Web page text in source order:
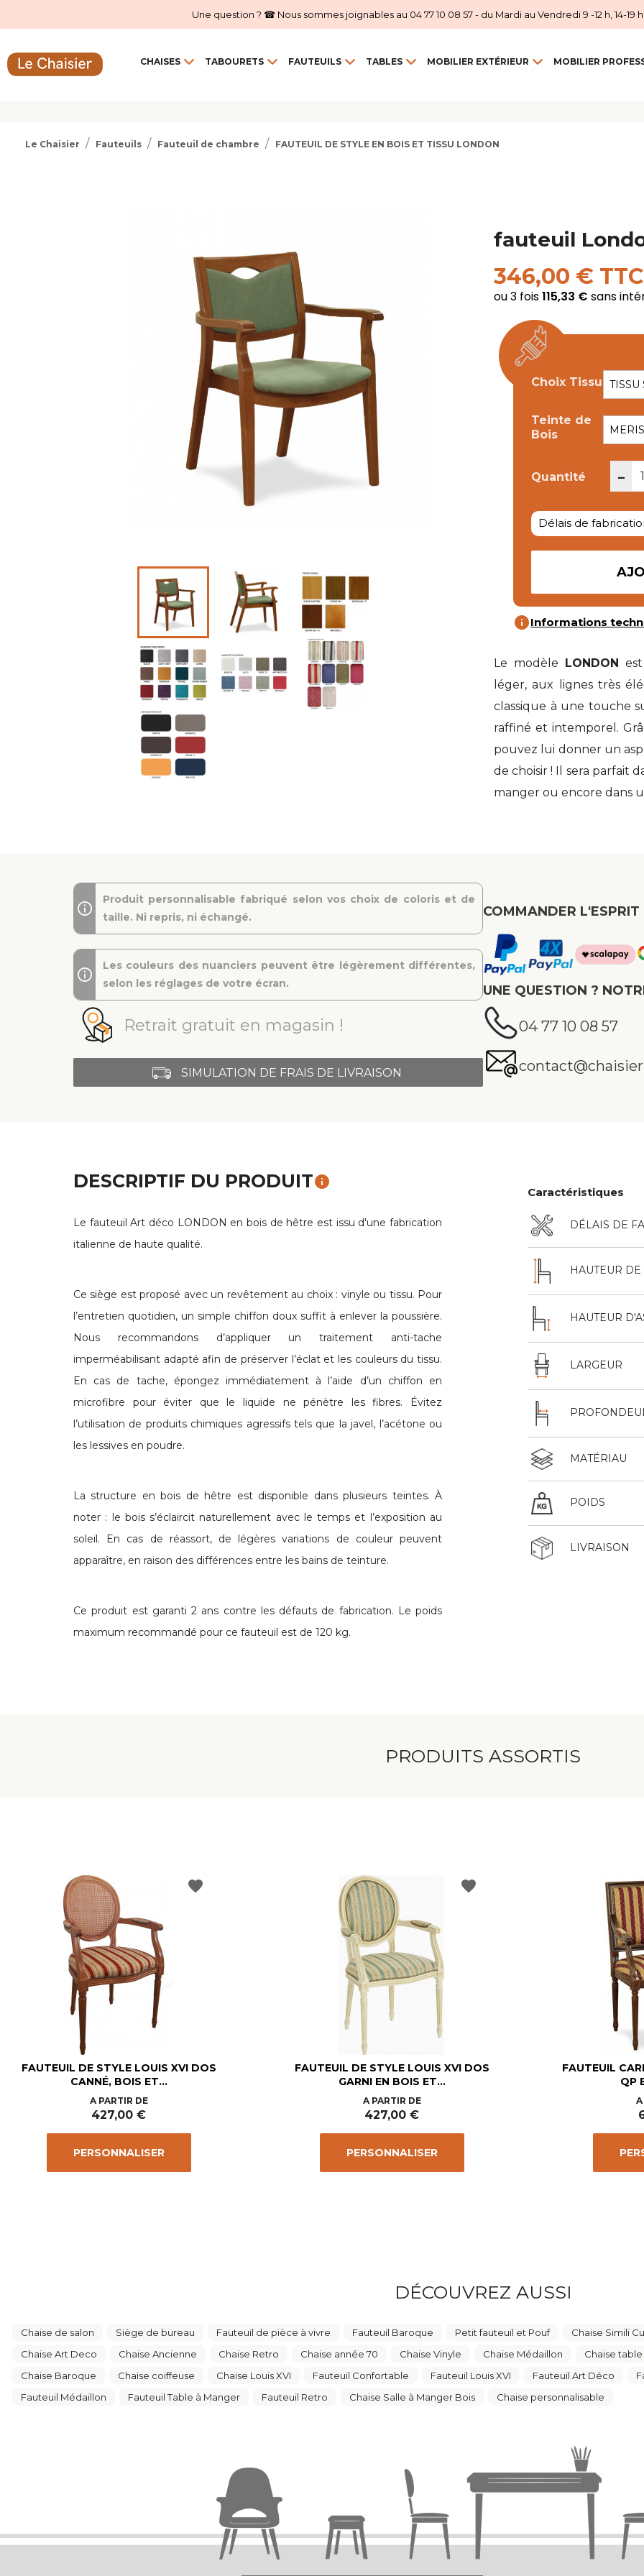
Une question ? ☎ Nous sommes joignables au 04 77 10 08 57 - du Mardi au Vendredi 9 -12 h, 14-19 h
CHAISES TABOURETS FAUTEUILS TABLES MOBILIER EXTÉRIEUR MOBILIER
Le Chaisier Fauteuils Fauteuil de chambre FAUTEUIL DE STYLE EN BOIS ET TISSU LONDON
fauteuil
346,00 € TTC
Choix Tissu
Teinte de
Bois
Quantité -
Délais de
infoInformations
Le modèle LONDON
léger, aux lignes très
classique à une touche
raffiné et intemporel.
pouvez lui donner un
de choisir ! Il sera parfait
manger ou encore dans
Produit personnalisable fabriqué selon vos choix de coloris et de
taille. Ni repris, ni échangé.
Les couleurs des nuanciers peuvent être légèrement différentes,
selon les réglages de votre écran.
Retrait gratuit en magasin !
SIMULATION DE FRAIS DE LIVRAISON
COMMANDER
UNE QUESTION ?
04 77 10 08 57
DESCRIPTIF DU PRODUITinfo
Le fauteuil Art déco LONDON en bois de hêtre est issu d'une fabrication
italienne de haute qualité.
Ce siège est proposé avec un revêtement au choix : vinyle ou tissu. Pour
l’entretien quotidien, un simple chiffon doux suffit à enlever la poussière.
Nous recommandons d’appliquer un traitement anti-tache
imperméabilisant adapté afin de préserver l’éclat et les couleurs du tissu.
En cas de tache, épongez immédiatement à l’aide d’un chiffon en
microfibre pour éviter que le liquide ne pénètre les fibres. Évitez
l’utilisation de produits chimiques agressifs tels que la javel, l’acétone ou
les lessives en poudre.
La structure en bois de hêtre est disponible dans plusieurs teintes. À
noter : le bois s’éclaircit naturellement avec le temps et l’exposition au
soleil. En cas de réassort, de légères variations de couleur peuvent
apparaître, en raison des différences entre les bains de teinture.
Ce produit est garanti 2 ans contre les défauts de fabrication. Le poids
maximum recommandé pour ce fauteuil est de 120 kg.
Caractéristiques
DÉLAIS DE
HAUTEUR
HAUTEUR
LARGEUR
MATÉRIAU
POIDS
LIVRAISON
PRODUITS ASSORTIS
FAUTEUIL DE STYLE LOUIS XVI DOS
CANNÉ, BOIS ET...
Prix
A PARTIR DE
427,00 €
PERSONNALISER
favorite
FAUTEUIL DE STYLE LOUIS XVI DOS
GARNI EN BOIS ET...
Prix
A PARTIR DE
427,00 €
PERSONNALISER
favorite
FAUTEUIL
QP
A
DÉCOUVREZ AUSSI
Chaise de salon Siège de bureau Fauteuil de pièce à vivre Fauteuil Baroque Petit fauteuil et Pouf Chaise Simili
Chaise Art Deco
Chaise Ancienne Chaise Retro Chaise année 70 Chaise Vinyle Chaise Médaillon Chaise
Chaise Baroque
Chaise coiffeuse Chaise Louis XVI Fauteuil Confortable Fauteuil Louis XVI Fauteuil Art Déco
Fauteuil Médaillon
Fauteuil Table à Manger Fauteuil Retro Chaise Salle à Manger Bois Chaise personnalisable